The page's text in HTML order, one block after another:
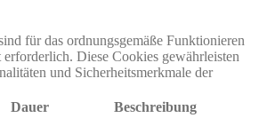
für das ordnungsgemäße Funktionieren
Diese Cookies gewährleisten
und Sicherheitsmerkmale der
Dauer Beschreibung